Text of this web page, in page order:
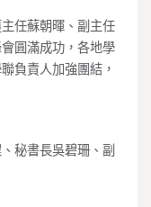
任蘇朝暉、副主任
圓滿成功，各地學
負責人加強團結，
秘書長吳碧珊、副